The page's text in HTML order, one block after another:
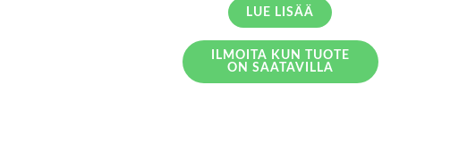
LUE LISÄÄ
ILMOITA KUN TUOTE
ON SAATAVILLA